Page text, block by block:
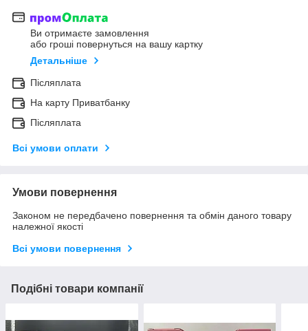
Ви отримаєте замовлення
або гроші повернуться на вашу картку
Детальніше
Післяплата
На карту Приватбанку
Післяплата
Всі умови оплати
Умови повернення
Законом не передбачено повернення та обмін даного товару
належної якості
Всі умови повернення
Подібні товари компанії